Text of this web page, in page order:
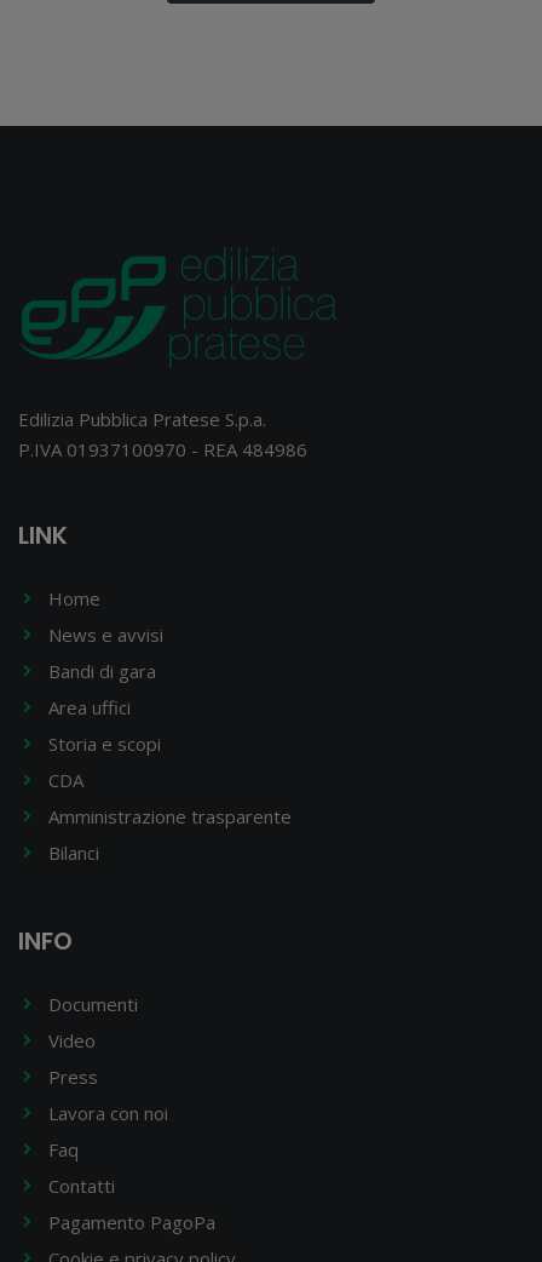
Edilizia Pubblica Pratese S.p.a.
P.IVA 01937100970 - REA 484986
LINK
Home
News e avvisi
Bandi di gara
Area uffici
Storia e scopi
CDA
Amministrazione trasparente
Bilanci
INFO
Documenti
Video
Press
Lavora con noi
Faq
Contatti
Pagamento PagoPa